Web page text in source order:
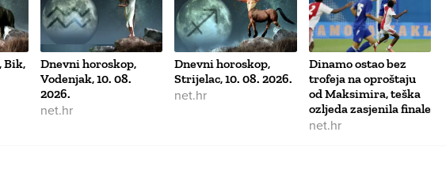
Bik,
Dnevni horoskop,
Vodenjak, 10. 08.
2026.
net.hr
Dnevni horoskop,
Strijelac, 10. 08. 2026.
net.hr
Dinamo ostao bez
trofeja na oproštaju
od Maksimira, teška
ozljeda zasjenila finale
net.hr